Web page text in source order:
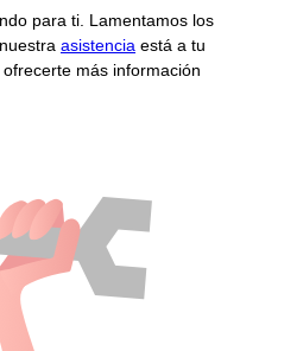
para ti. Lamentamos los
asistencia está a tu
más información